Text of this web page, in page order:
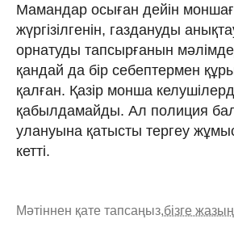
Мамандар осыған дейін
жүргізілгенін, газдануды
орнатуды тапсырғанын
қандай да бір себептермен
қалған. Қазір монша
қабылдамайды. Ал полиция
улануына қатысты тергеу
кетті.
Мәтіннен қате тапсаңыз,бізге